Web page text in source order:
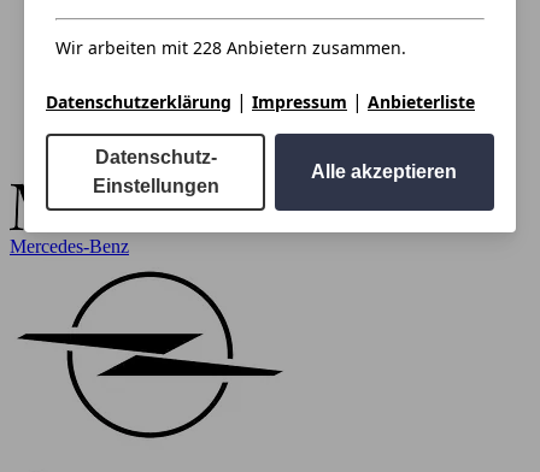
Mercedes-Benz
Wir arbeiten mit 228 Anbietern zusammen.
Datenschutzerklärung | Impressum | Anbieterliste
Datenschutz-
Einstellungen
Alle akzeptieren